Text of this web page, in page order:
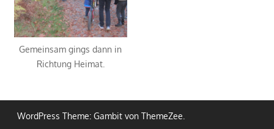
Gemeinsam gings dann in
Richtung Heimat.
WordPress Theme: Gambit von ThemeZee.